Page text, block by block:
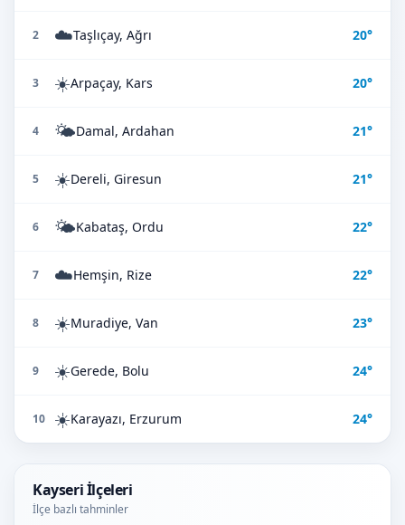
2 ☁️Taşlıçay, Ağrı 20°
3 ☀️Arpaçay, Kars 20°
4 🌤️Damal, Ardahan 21°
5 ☀️Dereli, Giresun 21°
6 🌤️Kabataş, Ordu 22°
7 ☁️Hemşin, Rize 22°
8 ☀️Muradiye, Van 23°
9 ☀️Gerede, Bolu 24°
10 ☀️Karayazı, Erzurum 24°
Kayseri İlçeleri
İlçe bazlı tahminler